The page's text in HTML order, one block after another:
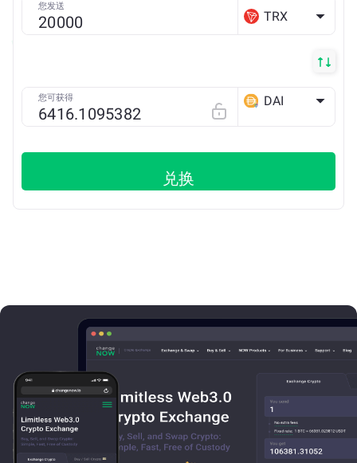
您发送
TRX
您可获得 DAI
兑换